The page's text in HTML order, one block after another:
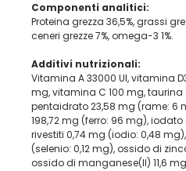
Componenti analitici:
Proteina grezza 36,5%, grassi
ceneri grezze 7%, omega-3 1%.
Additivi nutrizionali:
Vitamina A 33000 UI, vitamina
mg, vitamina C 100 mg, taurina
pentaidrato 23,58 mg (rame: 6
198,72 mg (ferro: 96 mg),
rivestiti 0,74 mg (iodio: 0,48
(selenio: 0,12 mg), ossido di
ossido di manganese(II) 11,6